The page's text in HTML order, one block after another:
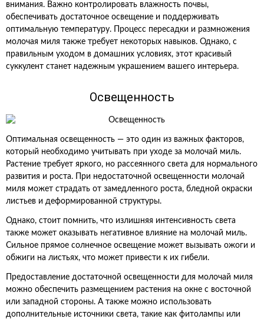
внимания. Важно контролировать влажность почвы,
обеспечивать достаточное освещение и поддерживать
оптимальную температуру. Процесс пересадки и размножения
молочая миля также требует некоторых навыков. Однако, с
правильным уходом в домашних условиях, этот красивый
суккулент станет надежным украшением вашего интерьера.
Освещенность
Оптимальная освещенность — это один из важных факторов,
который необходимо учитывать при уходе за молочай миль.
Растение требует яркого, но рассеянного света для нормального
развития и роста. При недостаточной освещенности молочай
миля может страдать от замедленного роста, бледной окраски
листьев и деформированной структуры.
Однако, стоит помнить, что излишняя интенсивность света
также может оказывать негативное влияние на молочай миль.
Сильное прямое солнечное освещение может вызывать ожоги и
обжиги на листьях, что может привести к их гибели.
Предоставление достаточной освещенности для молочай миля
можно обеспечить размещением растения на окне с восточной
или западной стороны. А также можно использовать
дополнительные источники света, такие как фитолампы или